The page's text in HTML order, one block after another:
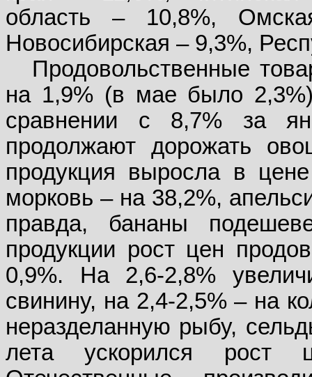
область – 10,8%,
Новосибирская – 9,3%,
Продовольственные
на 1,9% (в мае было
сравнении с 8,7% за
продолжают дорожать
продукция выросла в
морковь – на 38,2%,
правда, бананы
продукции рост цен
0,9%. На 2,6-2,8%
свинину, на 2,4-2,5% – на
неразделанную рыбу,
лета ускорился